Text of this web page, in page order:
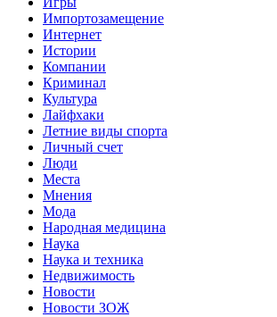
Импортозамещение
Интернет
Истории
Компании
Криминал
Культура
Лайфхаки
Летние виды спорта
Личный счет
Люди
Места
Мнения
Мода
Народная медицина
Наука
Наука и техника
Недвижимость
Новости
Новости ЗОЖ